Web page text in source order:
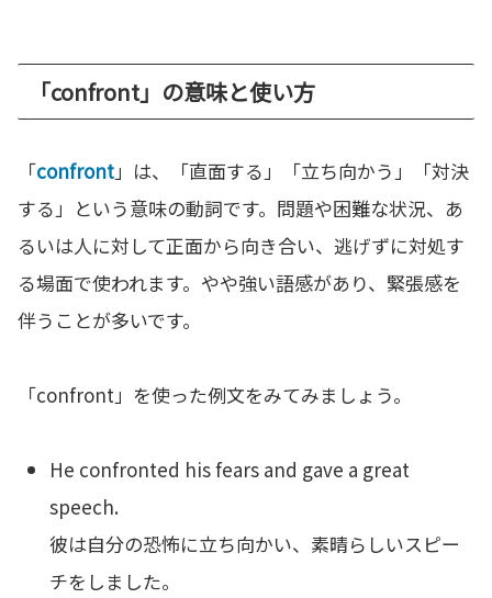
「confront」の意味と使い方
「confront」は、「直面する」「立ち向かう」「対決
する」という意味の動詞です。問題や困難な状況、あ
るいは人に対して正面から向き合い、逃げずに対処す
る場面で使われます。やや強い語感があり、緊張感を
伴うことが多いです。
「confront」を使った例文をみてみましょう。
He confronted his fears and gave a great
speech.
彼は自分の恐怖に立ち向かい、素晴らしいスピー
チをしました。